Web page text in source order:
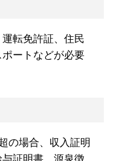
転免許証、住民
ートなどが必要
の場合、収入証明